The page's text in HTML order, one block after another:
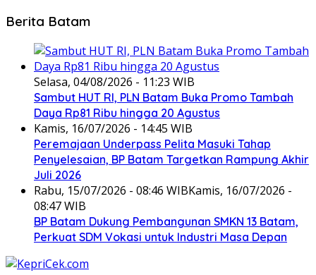
Berita Batam
Selasa, 04/08/2026 - 11:23 WIB
Sambut HUT RI, PLN Batam Buka Promo Tambah
Daya Rp81 Ribu hingga 20 Agustus
Kamis, 16/07/2026 - 14:45 WIB
Peremajaan Underpass Pelita Masuki Tahap
Penyelesaian, BP Batam Targetkan Rampung Akhir
Juli 2026
Rabu, 15/07/2026 - 08:46 WIBKamis, 16/07/2026 -
08:47 WIB
BP Batam Dukung Pembangunan SMKN 13 Batam,
Perkuat SDM Vokasi untuk Industri Masa Depan